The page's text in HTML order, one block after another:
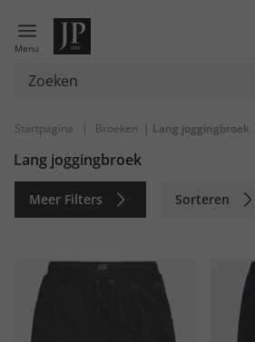
Menu
Startpagina | Broeken | Lang joggingbroek
Lang joggingbroek
Meer Filters Sorteren